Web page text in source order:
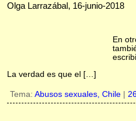
Olga Larrazábal, 16-junio-2018
En
La verdad es que el […]
Tema: Abusos sexuales, Chile|